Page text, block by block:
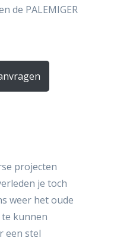
de PALEMIGER
projecten
je toch
weer het oude
te kunnen
een stel